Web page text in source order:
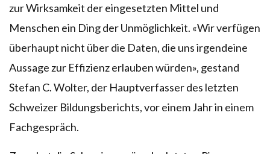
zur Wirksamkeit der eingesetzten Mittel und
Menschen ein Ding der Unmöglichkeit. «Wir verfügen
überhaupt nicht über die Daten, die uns irgendeine
Aussage zur Effizienz erlauben würden», gestand
Stefan C. Wolter, der Hauptverfasser des letzten
Schweizer Bildungsberichts, vor einem Jahr in einem
Fachgespräch.